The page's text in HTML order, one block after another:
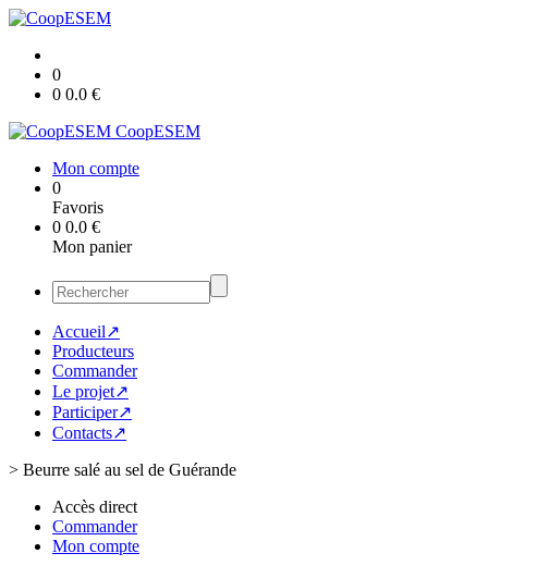
0
0 0.0 €
CoopESEM
Mon compte
0
Favoris
0 0.0 €
Mon panier
Accueil↗
Producteurs
Commander
Le projet↗
Participer↗
Contacts↗
> Beurre salé au sel de Guérande
Accès direct
Commander
Mon compte